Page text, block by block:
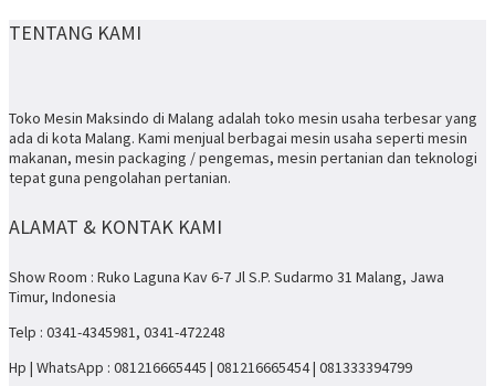
TENTANG KAMI
Toko Mesin Maksindo di Malang adalah toko mesin usaha terbesar yang
ada di kota Malang. Kami menjual berbagai mesin usaha seperti mesin
makanan, mesin packaging / pengemas, mesin pertanian dan teknologi
tepat guna pengolahan pertanian.
ALAMAT & KONTAK KAMI
Show Room : Ruko Laguna Kav 6-7 Jl S.P. Sudarmo 31 Malang, Jawa
Timur, Indonesia
Telp : 0341-4345981, 0341-472248
Hp | WhatsApp : 081216665445 | 081216665454 | 081333394799